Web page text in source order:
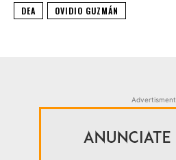
DEA OVIDIO GUZMÁN
Advertisment